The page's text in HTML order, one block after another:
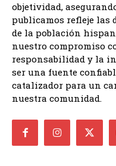
objetividad,
publicamos refleje las
de la población
nuestro compromiso
responsabilidad y la
ser una fuente
catalizador para un
nuestra comunidad.